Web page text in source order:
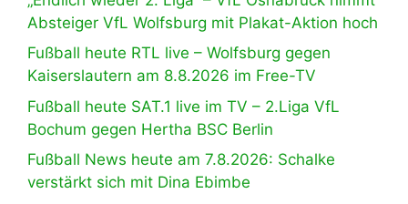
Absteiger VfL Wolfsburg mit Plakat-Aktion hoch
Fußball heute RTL live – Wolfsburg gegen
Kaiserslautern am 8.8.2026 im Free-TV
Fußball heute SAT.1 live im TV – 2.Liga VfL
Bochum gegen Hertha BSC Berlin
Fußball News heute am 7.8.2026: Schalke
verstärkt sich mit Dina Ebimbe